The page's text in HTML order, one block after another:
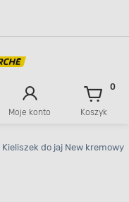
Moje konto Koszyk
0
Kieliszek do jaj New kremowy